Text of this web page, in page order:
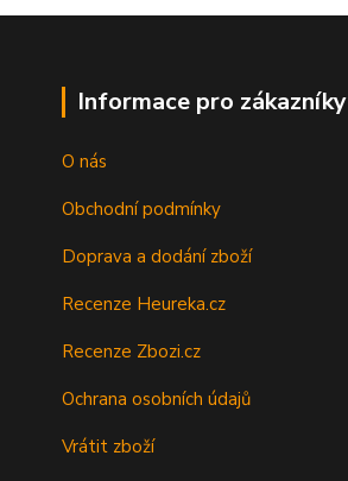
Informace pro zákazníky
O nás
Obchodní podmínky
Doprava a dodání zboží
Recenze Heureka.cz
Recenze Zbozi.cz
Ochrana osobních údajů
Vrátit zboží